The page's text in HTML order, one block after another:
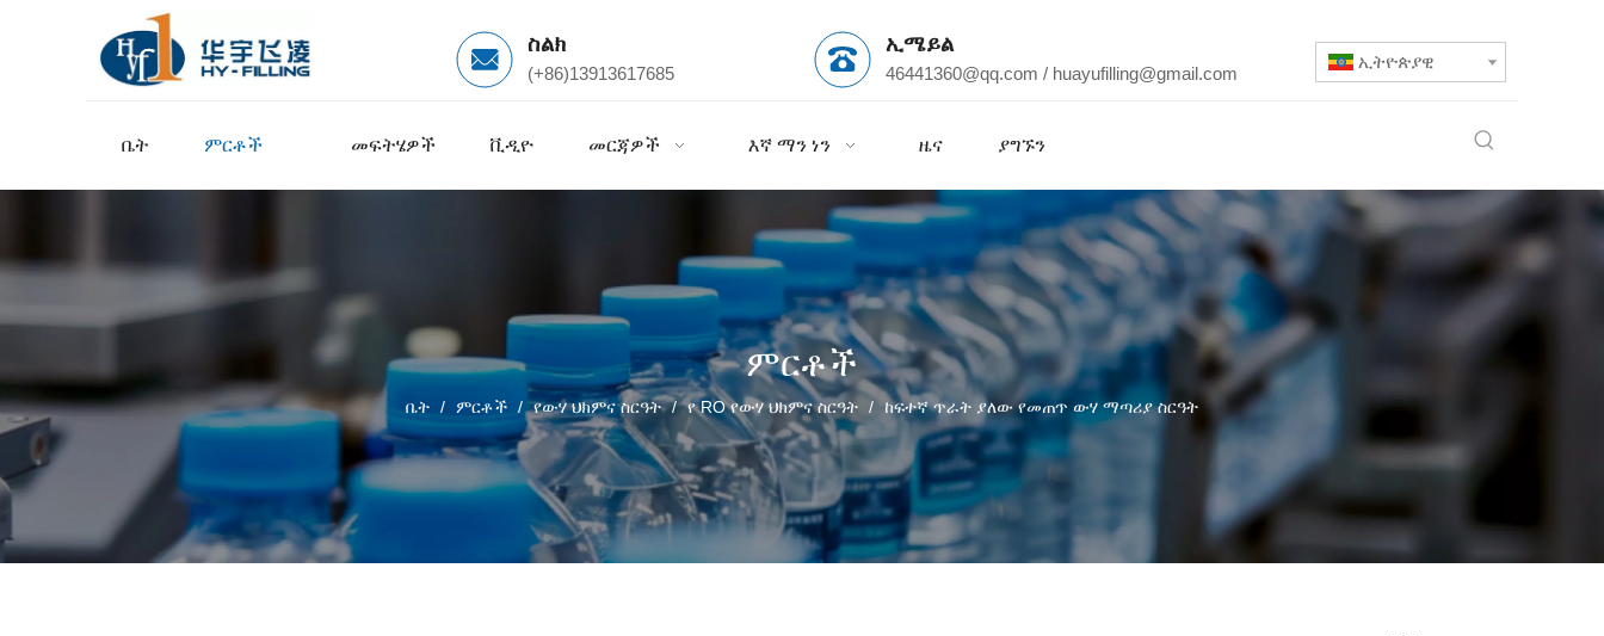
ስልክ
(+86)13913617685
ኢሜይል
46441360@qq.com / huayufilling@gmail.com
ኢትዮጵያዊ
ቤት ምርቶች መፍትሄዎች ቪዲዮ መርጃዎች እኛ ማን ነን ዜና ያግኙን
ምርቶች
ቤት / ምርቶች / የውሃ ህክምና ስርዓት / የ RO የውሃ ህክምና ስርዓት / ከፍተኛ ጥራት ያለው የመጠጥ ውሃ ማጣሪያ ስርዓት